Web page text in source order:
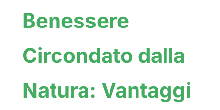
Benessere
Circondato dalla
Natura: Vantaggi